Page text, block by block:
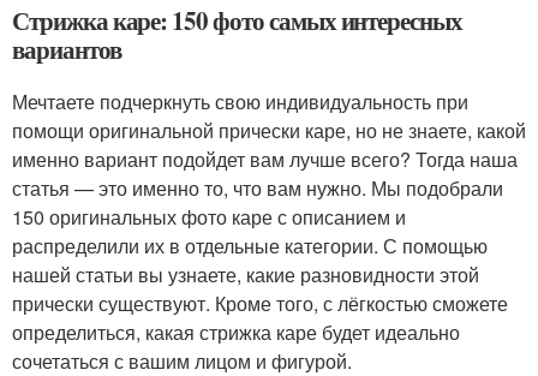
Стрижка каре: 150 фото самых интересных
вариантов
Мечтаете подчеркнуть свою индивидуальность при
помощи оригинальной прически каре, но не знаете, какой
именно вариант подойдет вам лучше всего? Тогда наша
статья — это именно то, что вам нужно. Мы подобрали
150 оригинальных фото каре с описанием и
распределили их в отдельные категории. С помощью
нашей статьи вы узнаете, какие разновидности этой
прически существуют. Кроме того, с лёгкостью сможете
определиться, какая стрижка каре будет идеально
сочетаться с вашим лицом и фигурой.